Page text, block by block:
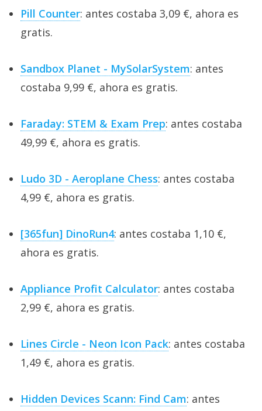
Pill Counter: antes costaba 3,09 €, ahora es
gratis.
Sandbox Planet - MySolarSystem: antes
costaba 9,99 €, ahora es gratis.
Faraday: STEM & Exam Prep: antes costaba
49,99 €, ahora es gratis.
Ludo 3D - Aeroplane Chess: antes costaba
4,99 €, ahora es gratis.
[365fun] DinoRun4: antes costaba 1,10 €,
ahora es gratis.
Appliance Profit Calculator: antes costaba
2,99 €, ahora es gratis.
Lines Circle - Neon Icon Pack: antes costaba
1,49 €, ahora es gratis.
Hidden Devices Scann: Find Cam: antes